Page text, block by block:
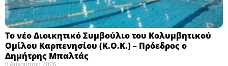
Το νέο Διοικητικό Συμβούλιο του Κολυμβητικού
Ομίλου Καρπενησίου (Κ.Ο.Κ.) – Πρόεδρος ο
Δημήτρης Μπαλτάς
5 Αυγούστου 2026